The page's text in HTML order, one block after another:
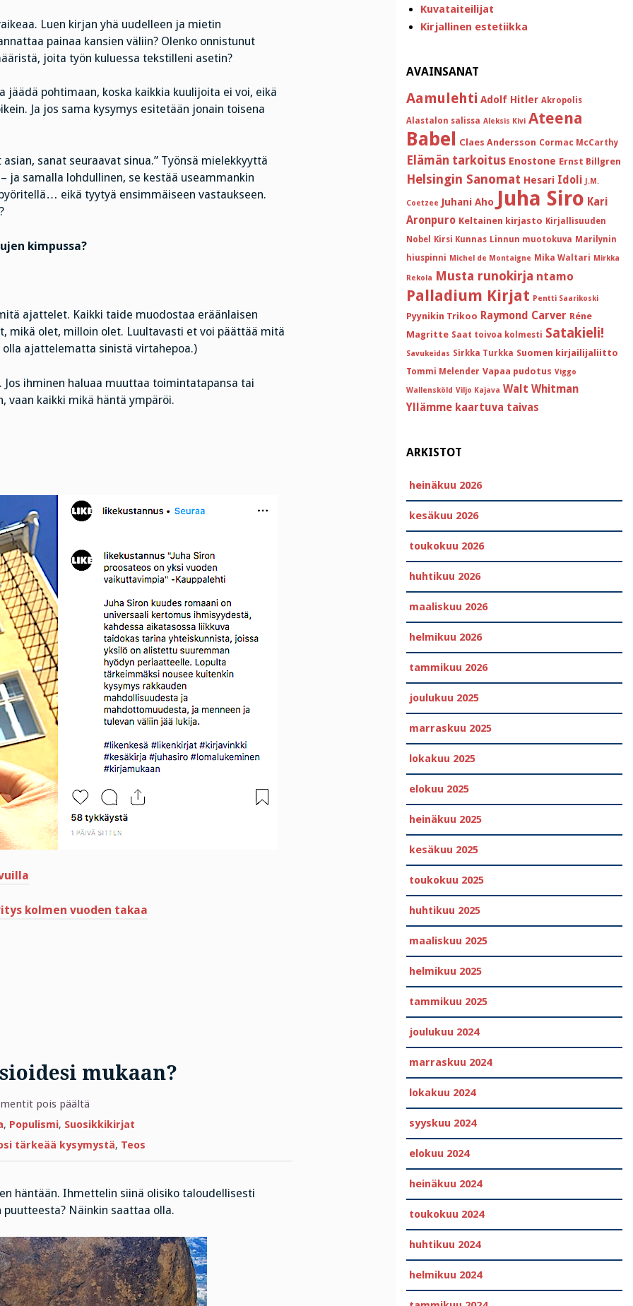
Luen kirjan yhä uudelleen ja mietin
painaa kansien väliin? Olenko onnistunut
joita työn kuluessa tekstilleni asetin?
pohtimaan, koska kaikkia kuulijoita ei voi, eikä
Ja jos sama kysymys esitetään jonain toisena
sanat seuraavat sinua.” Työnsä mielekkyyttä
ja samalla lohdullinen, se kestää useammankin
eikä tyytyä ensimmäiseen vastaukseen.
kimpussa?
ajattelet. Kaikki taide muodostaa eräänlaisen
mikä olet, milloin olet. Luultavasti et voi päättää mitä
ajattelematta sinistä virtahepoa.)
ihminen haluaa muuttaa toimintatapansa tai
vaan kaikki mikä häntä ympäröi.
kolmen vuoden takaa
mukaan?
pois päältäartikkelissa
sinua
ansioidesi
mukaan?
, Populismi, Suosikkikirjat
tärkeää kysymystä, Teos
häntään. Ihmettelin siinä olisiko taloudellisesti
Näinkin saattaa olla.
Kuvataiteilijat
Kirjallinen estetiikka
AVAINSANAT
Aamulehti Adolf Hitler Akropolis
Alastalon salissa Aleksis Kivi Ateena
Babel Claes Andersson Cormac McCarthy
Elämän tarkoitus Enostone Ernst Billgren
Helsingin Sanomat Hesari Idoli J.M.
Coetzee Juhani Aho Juha Siro Kari
Aronpuro Keltainen kirjasto Kirjallisuuden
Nobel
Kirsi Kunnas Linnun muotokuva Marilynin
hiuspinni Michel de Montaigne Mika Waltari Mirkka
Rekola Musta runokirja ntamo
Palladium Kirjat Pentti Saarikoski
Pyynikin Trikoo Raymond Carver Réne
Magritte Saat toivoa kolmesti Satakieli!
Savukeidas Sirkka Turkka Suomen kirjailijaliitto
Tommi Melender Vapaa pudotus Viggo
Wallensköld Viljo Kajava Walt Whitman
Yllämme kaartuva taivas
ARKISTOT
heinäkuu 2026
kesäkuu 2026
toukokuu 2026
huhtikuu 2026
maaliskuu 2026
helmikuu 2026
tammikuu 2026
joulukuu 2025
marraskuu 2025
lokakuu 2025
elokuu 2025
heinäkuu 2025
kesäkuu 2025
toukokuu 2025
huhtikuu 2025
maaliskuu 2025
helmikuu 2025
tammikuu 2025
joulukuu 2024
marraskuu 2024
lokakuu 2024
syyskuu 2024
elokuu 2024
heinäkuu 2024
toukokuu 2024
huhtikuu 2024
helmikuu 2024